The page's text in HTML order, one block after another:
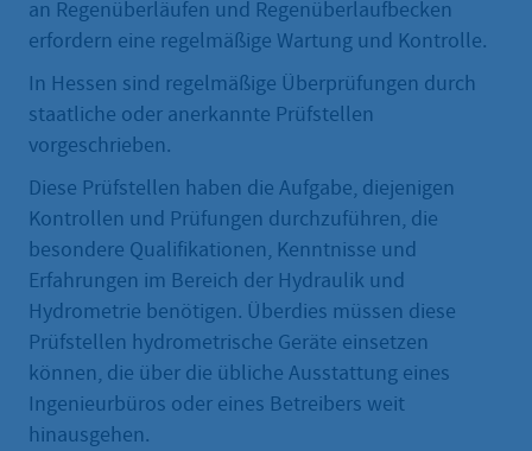
an Regenüberläufen und Regenüberlaufbecken
erfordern eine regelmäßige Wartung und Kontrolle.
In Hessen sind regelmäßige Überprüfungen durch
staatliche oder anerkannte Prüfstellen
vorgeschrieben.
Diese Prüfstellen haben die Aufgabe, diejenigen
Kontrollen und Prüfungen durchzuführen, die
besondere Qualifikationen, Kenntnisse und
Erfahrungen im Bereich der Hydraulik und
Hydrometrie benötigen. Überdies müssen diese
Prüfstellen hydrometrische Geräte einsetzen
können, die über die übliche Ausstattung eines
Ingenieurbüros oder eines Betreibers weit
hinausgehen.